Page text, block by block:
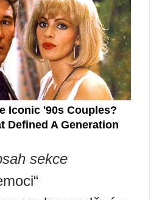
sekce